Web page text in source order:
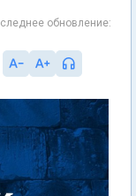
обновление: